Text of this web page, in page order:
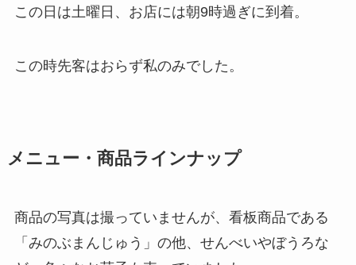
この日は土曜日、お店には朝9時過ぎに到着。
この時先客はおらず私のみでした。
メニュー・商品ラインナップ
商品の写真は撮っていませんが、看板商品である
「みのぶまんじゅう」の他、せんべいやぼうろな